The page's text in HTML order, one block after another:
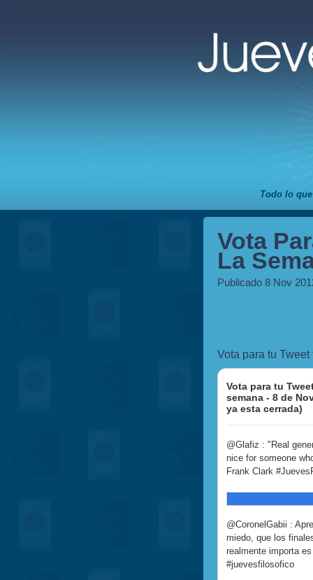
Todo lo
Vota
La
Publicado 8 Nov
Vota para tu
Vota para tu
semana - 8 de
ya esta cerrada)
@Glafiz : "Real
nice for someone
Frank Clark
@CoronelGabii :
miedo, que los
realmente importa
#juevesfilosofico